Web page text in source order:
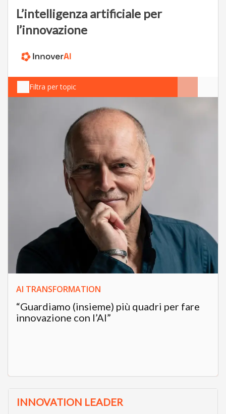
L’intelligenza artificiale per
l’innovazione
Filtra per topic
AI TRANSFORMATION
“Guardiamo (insieme) più quadri per fare
innovazione con l’AI”
INNOVATION LEADER